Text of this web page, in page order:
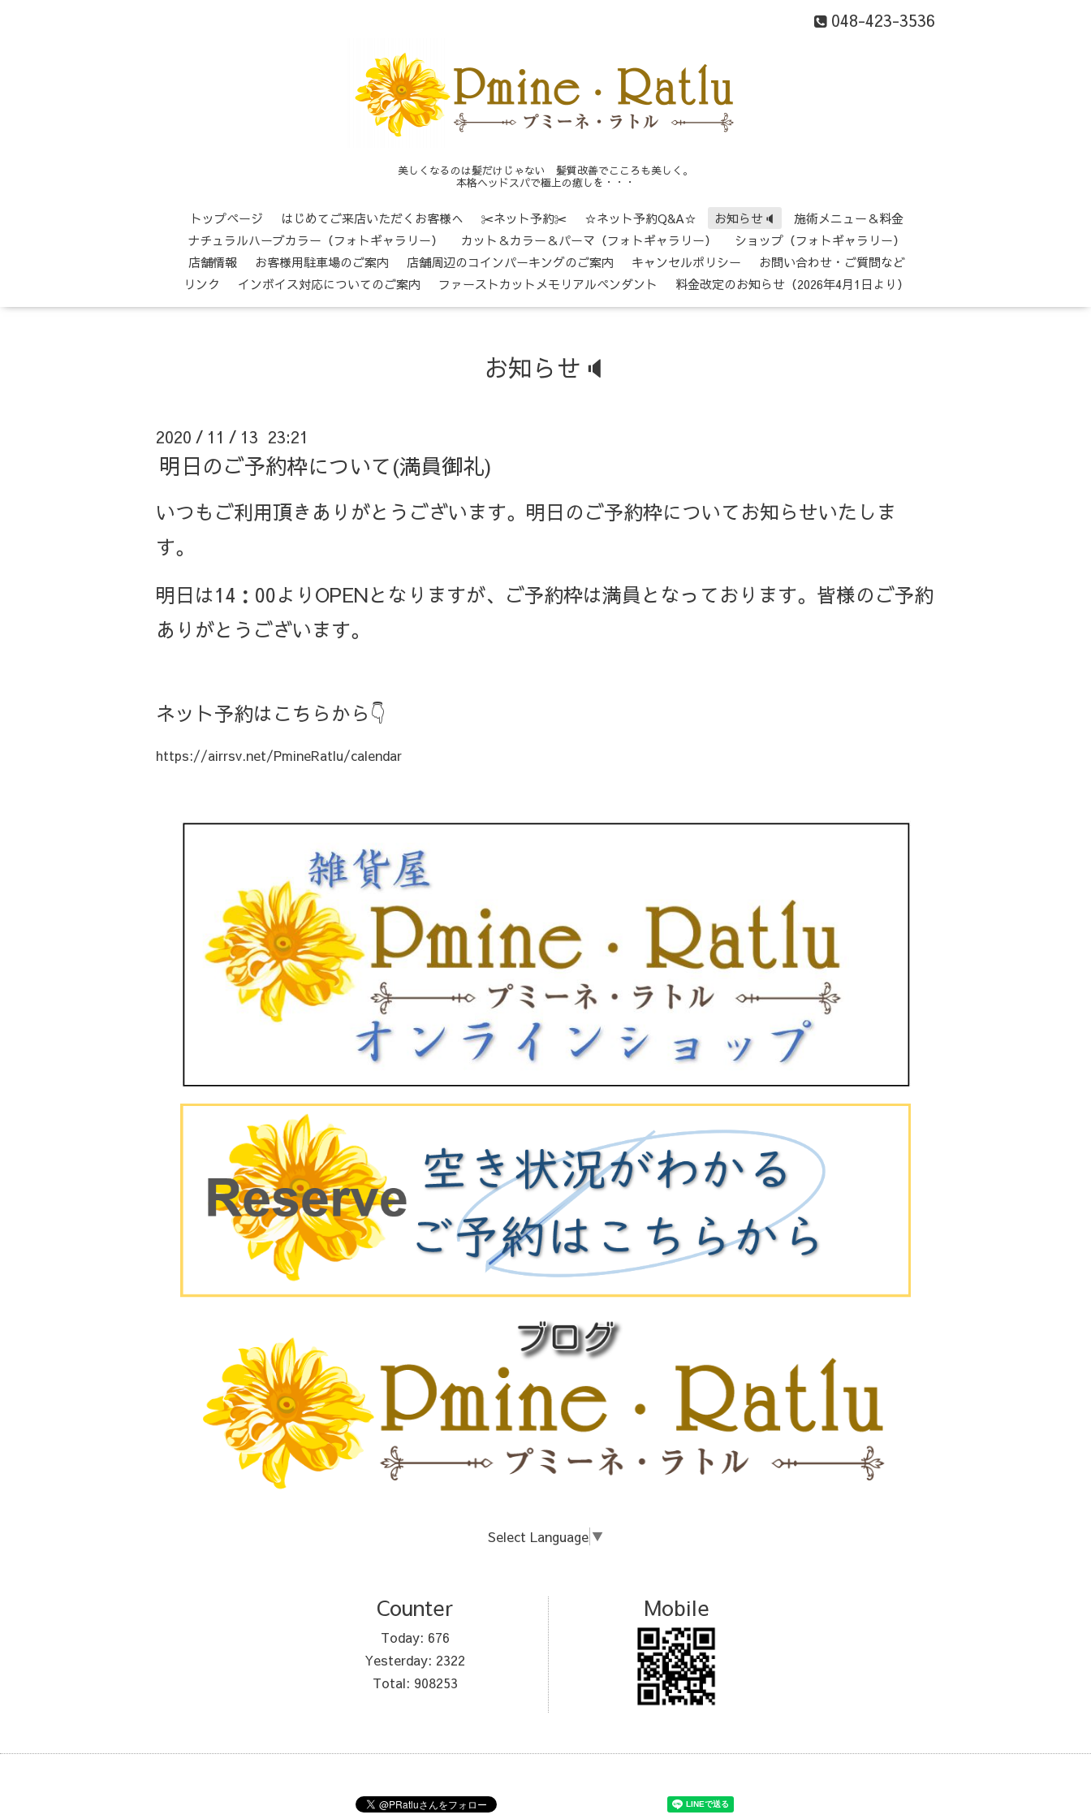
048-423-3536
美しくなるのは髪だけじゃない 髪質改善でこころも美しく。
本格ヘッドスパで極上の癒しを・・・
トップページ はじめてご来店いただくお客様へ ✂ネット予約✂ ☆ネット予約Q&A☆ お知らせ🔈
施術メニュー＆料金
ナチュラルハーブカラー（フォトギャラリー）
カット＆カラー＆パーマ（フォトギャラリー）
ショップ（フォトギャラリー）
店舗情報
お客様用駐車場のご案内 店舗周辺のコインパーキングのご案内 キャンセルポリシー
お問い合わせ・ご質問など
リンク
インボイス対応についてのご案内 ファーストカットメモリアルペンダント 料金改定のお知らせ（2026年4月1日より）
お知らせ🔈
2020 / 11 / 13 23:21
明日のご予約枠について(満員御礼)
いつもご利用頂きありがとうございます。明日のご予約枠についてお知らせいたしま
す。
明日は14：00よりOPENとなりますが、ご予約枠は満員となっております。皆様のご予約
ありがとうございます。
ネット予約はこちらから👇
https://airrsv.net/PmineRatlu/calendar
Select Language ▼
Counter
Today: 676
Yesterday: 2322
Total: 908253
Mobile